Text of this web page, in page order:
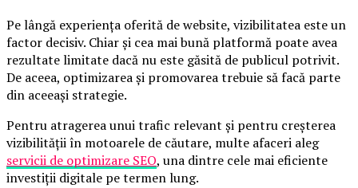
Pe lângă experiența oferită de website, vizibilitatea este un
factor decisiv. Chiar și cea mai bună platformă poate avea
rezultate limitate dacă nu este găsită de publicul potrivit.
De aceea, optimizarea și promovarea trebuie să facă parte
din aceeași strategie.
Pentru atragerea unui trafic relevant și pentru creșterea
vizibilității în motoarele de căutare, multe afaceri aleg
servicii de optimizare SEO, una dintre cele mai eficiente
investiții digitale pe termen lung.